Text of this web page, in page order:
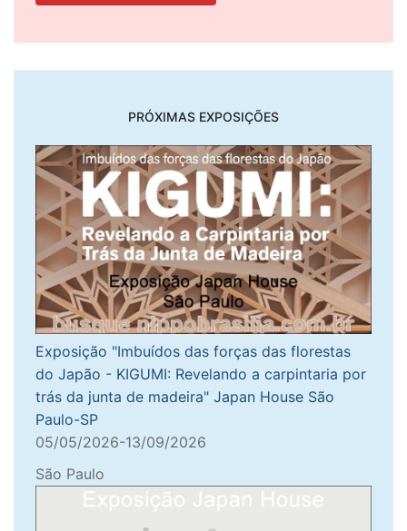
PRÓXIMAS EXPOSIÇÕES
Exposição "Imbuídos das forças das florestas
do Japão - KIGUMI: Revelando a carpintaria por
trás da junta de madeira" Japan House São
Paulo-SP
05/05/2026-13/09/2026
São Paulo